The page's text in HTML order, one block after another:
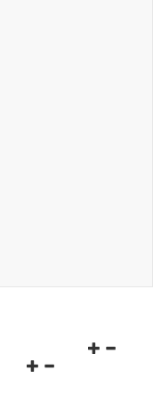
Navigationsmenü